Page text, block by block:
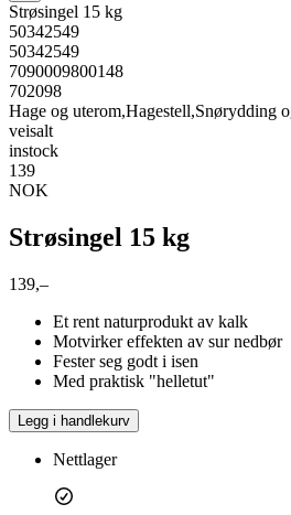
Strøsingel 15 kg
50342549
50342549
7090009800148
702098
Hage og uterom,Hagestell,Snørydding
veisalt
instock
139
NOK
Strøsingel 15 kg
139,–
Et rent naturprodukt av kalk
Motvirker effekten av sur nedbør
Fester seg godt i isen
Med praktisk "helletut"
Legg i handlekurv
Nettlager